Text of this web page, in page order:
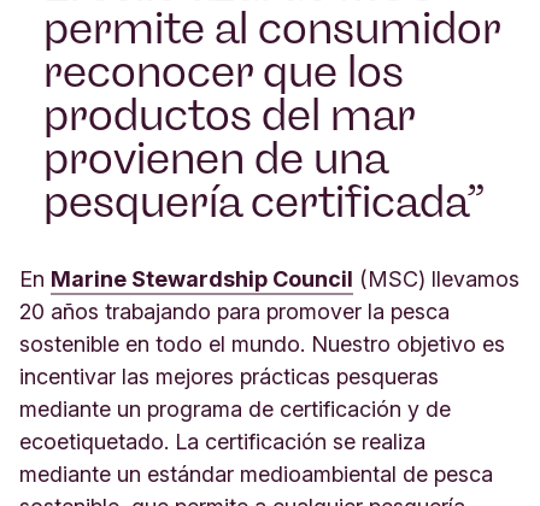
permite al consumidor
reconocer que los
productos del mar
provienen de una
pesquería certificada
En Marine Stewardship Council (MSC) llevamos
20 años trabajando para promover la pesca
sostenible en todo el mundo. Nuestro objetivo es
incentivar las mejores prácticas pesqueras
mediante un programa de certificación y de
ecoetiquetado. La certificación se realiza
mediante un estándar medioambiental de pesca